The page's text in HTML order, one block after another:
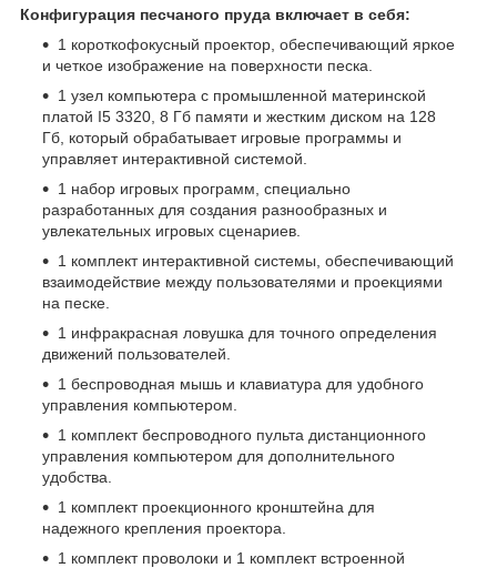
Конфигурация песчаного пруда включает в себя:
1 короткофокусный проектор, обеспечивающий яркое
и четкое изображение на поверхности песка.
1 узел компьютера с промышленной материнской
платой I5 3320, 8 Гб памяти и жестким диском на 128
Гб, который обрабатывает игровые программы и
управляет интерактивной системой.
1 набор игровых программ, специально
разработанных для создания разнообразных и
увлекательных игровых сценариев.
1 комплект интерактивной системы, обеспечивающий
взаимодействие между пользователями и проекциями
на песке.
1 инфракрасная ловушка для точного определения
движений пользователей.
1 беспроводная мышь и клавиатура для удобного
управления компьютером.
1 комплект беспроводного пульта дистанционного
управления компьютером для дополнительного
удобства.
1 комплект проекционного кронштейна для
надежного крепления проектора.
1 комплект проволоки и 1 комплект встроенной